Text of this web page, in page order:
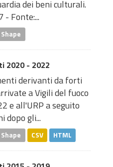
dei beni culturali.
- Fonte:...
2020 - 2022
derivanti da forti
a Vigili del fuoco
e all'URP a seguito
dopo gli...
CSV HTML